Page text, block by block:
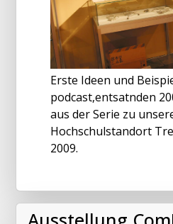
Erste Ideen und
podcast,entsatnden
aus der Serie zu
Hochschulstandort
2009.